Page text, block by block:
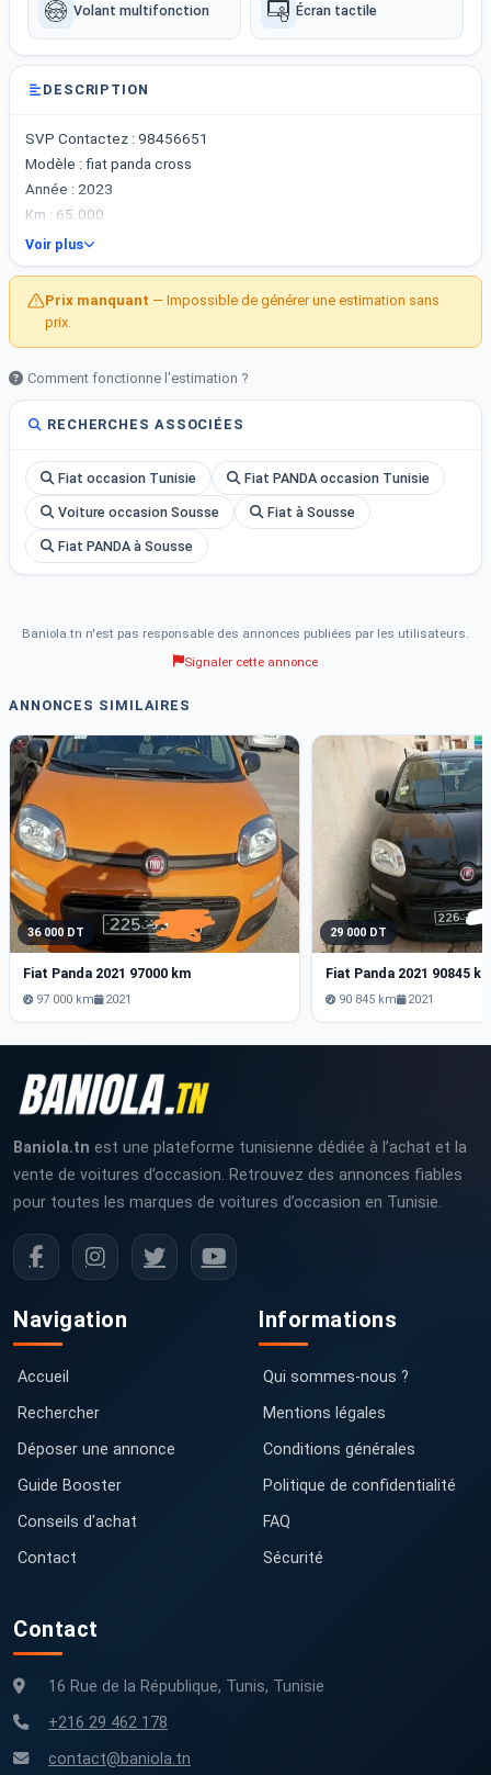
Volant multifonction Écran tactile
DESCRIPTION
SVP Contactez : 98456651
Modèle : fiat panda cross
Année : 2023
Km : 65.000
Emplacement : Sousse
Carburant : Essence 4 cylindre
toutes options, 1ère main, vitres électriques, double clé, volants
multifonctions, direction assistée, voiture jamais accidentée, abs,
CONTACTEZ le : 98456651
Voir plus
Prix manquant — Impossible de générer une estimation sans
prix.
Comment fonctionne l'estimation ?
RECHERCHES ASSOCIÉES
Fiat occasion Tunisie Fiat PANDA occasion Tunisie
Voiture occasion Sousse Fiat à Sousse
Fiat PANDA à Sousse
Baniola.tn n'est pas responsable des annonces publiées par les utilisateurs.
Signaler cette annonce
ANNONCES SIMILAIRES
36 000 DT
Fiat Panda 2021 97000 km
97 000 km 2021
29 000 DT
Fiat Panda 2021 90845
90 845 km 2021
Baniola.tn est une plateforme tunisienne dédiée à l’achat et la
vente de voitures d’occasion. Retrouvez des annonces fiables
pour toutes les marques de voitures d’occasion en Tunisie.
Navigation
Accueil
Rechercher
Déposer une annonce
Guide Booster
Conseils d'achat
Contact
Informations
Qui sommes-nous ?
Mentions légales
Conditions générales
Politique de confidentialité
FAQ
Sécurité
Contact
16 Rue de la République, Tunis, Tunisie
+216 29 462 178
contact@baniola.tn